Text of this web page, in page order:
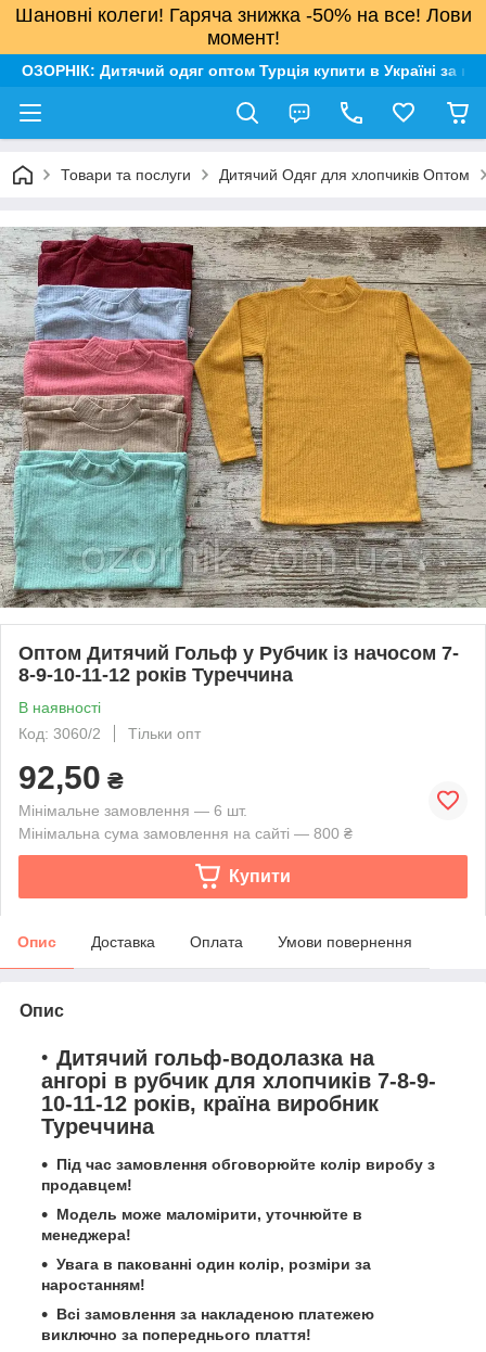
Шановні колеги! Гаряча знижка -50% на все! Лови
момент!
ОЗОРНІК: Дитячий одяг оптом Турція купити в Україні за
Товари та послуги Дитячий Одяг для хлопчиків Оптом
Оптом Дитячий Гольф у Рубчик із начосом 7-
8-9-10-11-12 років Туреччина
В наявності
Код: 3060/2
Тільки опт
92,50 ₴
Мінімальне замовлення — 6 шт.
Мінімальна сума замовлення на сайті — 800 ₴
Купити
Опис Доставка Оплата Умови повернення
Опис
Дитячий гольф-водолазка на
ангорі в рубчик для хлопчиків 7-8-9-
10-11-12 років, країна виробник
Туреччина
Під час замовлення обговорюйте колір виробу з
продавцем!
Модель може маломірити, уточнюйте в
менеджера!
Увага в пакованні один колір, розміри за
наростанням!
Всі замовлення за накладеною платежею
виключно за попереднього плаття!